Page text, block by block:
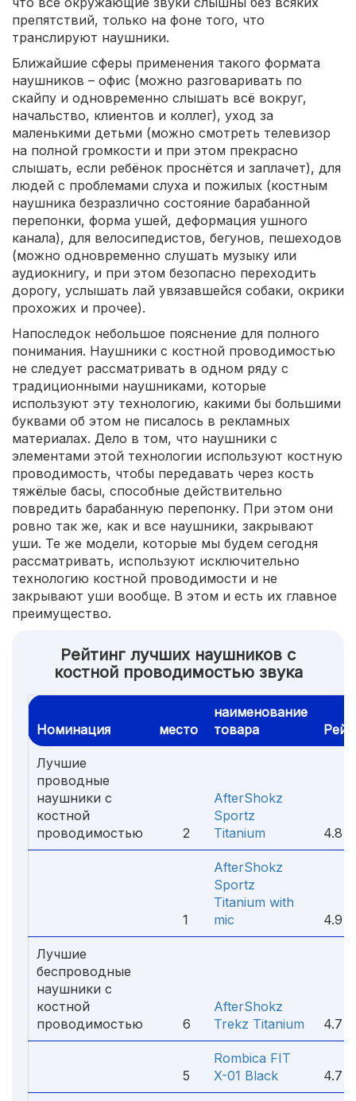
препятствий, только на фоне того, что
транслируют наушники.
Ближайшие сферы применения такого формата
наушников – офис (можно разговаривать по
скайпу и одновременно слышать всё вокруг,
начальство, клиентов и коллег), уход за
маленькими детьми (можно смотреть телевизор
на полной громкости и при этом прекрасно
слышать, если ребёнок проснётся и заплачет), для
людей с проблемами слуха и пожилых (костным
наушника безразлично состояние барабанной
перепонки, форма ушей, деформация ушного
канала), для велосипедистов, бегунов, пешеходов
(можно одновременно слушать музыку или
аудиокнигу, и при этом безопасно переходить
дорогу, услышать лай увязавшейся собаки, окрики
прохожих и прочее).
Напоследок небольшое пояснение для полного
понимания. Наушники с костной проводимостью
не следует рассматривать в одном ряду с
традиционными наушниками, которые
используют эту технологию, какими бы большими
буквами об этом не писалось в рекламных
материалах. Дело в том, что наушники с
элементами этой технологии используют костную
проводимость, чтобы передавать через кость
тяжёлые басы, способные действительно
повредить барабанную перепонку. При этом они
ровно так же, как и все наушники, закрывают
уши. Те же модели, которые мы будем сегодня
рассматривать, используют исключительно
технологию костной проводимости и не
закрывают уши вообще. В этом и есть их главное
преимущество.
Рейтинг лучших наушников с
костной проводимостью звука
Номинация место
наименование
товара
Лучшие
проводные
наушники с
костной
проводимостью
2
AfterShokz
Sportz
Titanium
4.8
1
AfterShokz
Sportz
Titanium with
mic
4.9
Лучшие
беспроводные
наушники с
костной
проводимостью
6
AfterShokz
Trekz Titanium
4.7
5
Rombica FIT
X-01 Black
4.7